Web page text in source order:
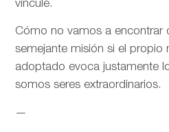
vincule.
Cómo no vamos a encontrar
semejante misión si el propio
adoptado evoca justamente
somos seres extraordinarios.
—